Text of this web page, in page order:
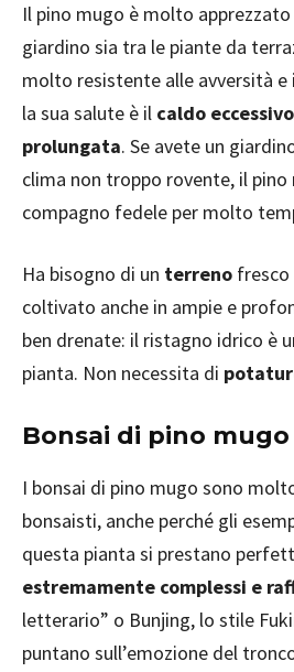
Il pino mugo è molto
giardino sia tra le piante da
molto resistente alle avversità e
la sua salute è il caldo
prolungata. Se avete un
clima non troppo rovente, il pino
compagno fedele per molto
Ha bisogno di un terreno fresco
coltivato anche in ampie e
ben drenate: il ristagno idrico è
pianta. Non necessita di
Bonsai di pino mugo
I bonsai di pino mugo sono
bonsaisti, anche perché gli
questa pianta si prestano
estremamente complessi e
letterario” o Bunjing, lo stile
puntano sull’emozione del